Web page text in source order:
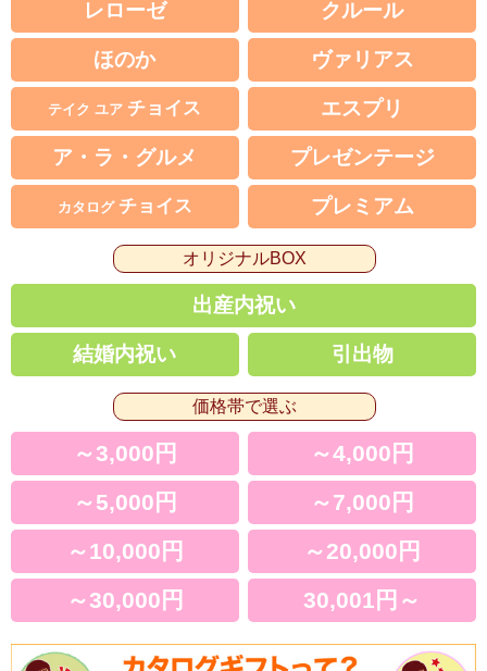
レローゼ クルール
ほのか ヴァリアス
テイク ユア チョイス エスプリ
ア・ラ・グルメ プレゼンテージ
カタログ チョイス プレミアム
オリジナルBOX
出産内祝い
結婚内祝い 引出物
価格帯で選ぶ
～3,000円
～4,000円
～5,000円
～7,000円
～10,000円
～20,000円
～30,000円
30,001円～